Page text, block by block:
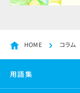
HOME コラム
用語集